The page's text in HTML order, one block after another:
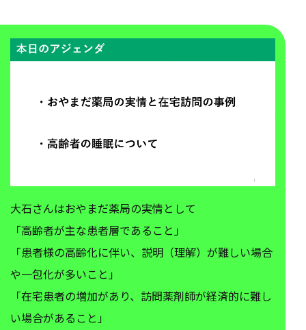
大石さんはおやまだ薬局の実情として
「高齢者が主な患者層であること」
「患者様の高齢化に伴い、説明（理解）が難しい場合
や一包化が多いこと」
「在宅患者の増加があり、訪問薬剤師が経済的に難し
い場合があること」